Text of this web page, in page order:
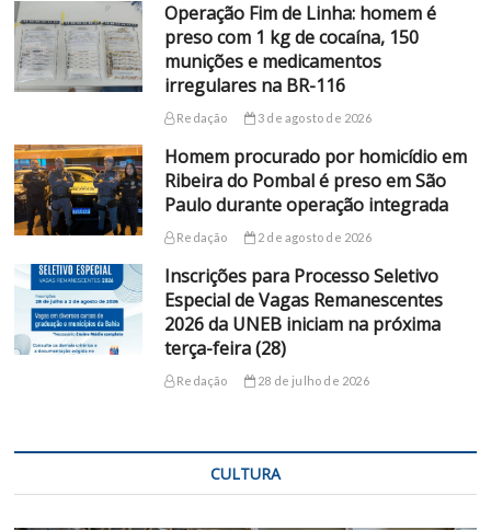
Operação Fim de Linha: homem é
preso com 1 kg de cocaína, 150
munições e medicamentos
irregulares na BR-116
Redação 3 de agosto de 2026
Homem procurado por homicídio em
Ribeira do Pombal é preso em São
Paulo durante operação integrada
Redação 2 de agosto de 2026
Inscrições para Processo Seletivo
Especial de Vagas Remanescentes
2026 da UNEB iniciam na próxima
terça-feira (28)
Redação 28 de julho de 2026
CULTURA